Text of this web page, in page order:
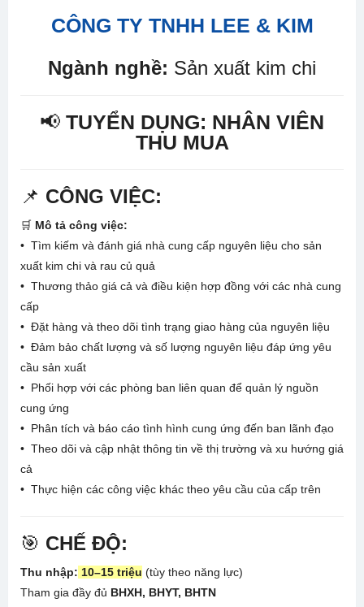
CÔNG TY TNHH LEE & KIM
Ngành nghề: Sản xuất kim chi
📢 TUYỂN DỤNG: NHÂN VIÊN
THU MUA
📌 CÔNG VIỆC:
🛒 Mô tả công việc:
• Tìm kiếm và đánh giá nhà cung cấp nguyên liệu cho sản
xuất kim chi và rau củ quả
• Thương thảo giá cả và điều kiện hợp đồng với các nhà cung
cấp
• Đặt hàng và theo dõi tình trạng giao hàng của nguyên liệu
• Đảm bảo chất lượng và số lượng nguyên liệu đáp ứng yêu
cầu sản xuất
• Phối hợp với các phòng ban liên quan để quản lý nguồn
cung ứng
• Phân tích và báo cáo tình hình cung ứng đến ban lãnh đạo
• Theo dõi và cập nhật thông tin về thị trường và xu hướng giá
cả
• Thực hiện các công việc khác theo yêu cầu của cấp trên
🎯 CHẾ ĐỘ:
Thu nhập: 10–15 triệu (tùy theo năng lực)
Tham gia đầy đủ BHXH, BHYT, BHTN